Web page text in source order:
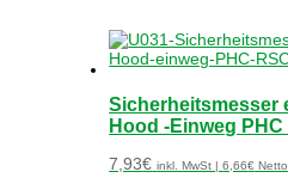
Sicherheitsmesser
Hood -Einweg PHC
7,93€ inkl. MwSt |6,66€ Netto